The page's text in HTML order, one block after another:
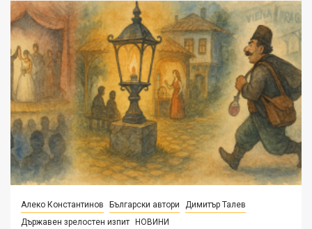
Алеко Константинов Български автори
Димитър Талев
Държавен зрелостен изпит
НОВИНИ